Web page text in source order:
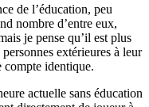
de l’éducation, peu
nombre d’entre eux,
je pense qu’il est plus
extérieures à leur
compte identique.
actuelle sans éducation